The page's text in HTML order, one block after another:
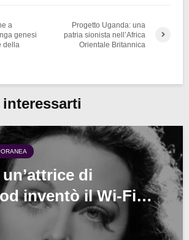
a
genesi
della
Progetto Uganda: una
patria sionista nell’Africa
Orientale Britannica
di
inventò il Wi-Fi…